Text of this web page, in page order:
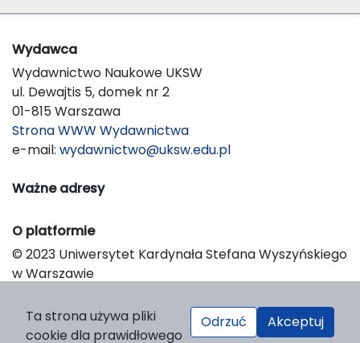
Wydawca
Wydawnictwo Naukowe UKSW
ul. Dewajtis 5, domek nr 2
01-815 Warszawa
Strona WWW Wydawnictwa
e-mail: wydawnictwo@uksw.edu.pl
Ważne adresy
O platformie
© 2023 Uniwersytet Kardynała Stefana Wyszyńskiego
w Warszawie
Platform & Workflow by OJS/PKP
Ta strona używa pliki
cookie dla prawidłowego
Odrzuć Akceptuj